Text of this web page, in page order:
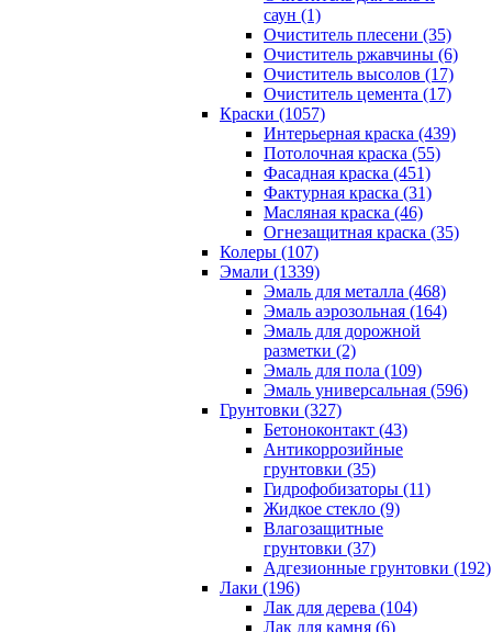
саун (1)
Очиститель плесени (35)
Очиститель ржавчины (6)
Очиститель высолов (17)
Очиститель цемента (17)
Краски (1057)
Интерьерная краска (439)
Потолочная краска (55)
Фасадная краска (451)
Фактурная краска (31)
Масляная краска (46)
Огнезащитная краска (35)
Колеры (107)
Эмали (1339)
Эмаль для металла (468)
Эмаль аэрозольная (164)
Эмаль для дорожной
разметки (2)
Эмаль для пола (109)
Эмаль универсальная (596)
Грунтовки (327)
Бетоноконтакт (43)
Антикоррозийные
грунтовки (35)
Гидрофобизаторы (11)
Жидкое стекло (9)
Влагозащитные
грунтовки (37)
Адгезионные грунтовки (192)
Лаки (196)
Лак для дерева (104)
Лак для камня (6)